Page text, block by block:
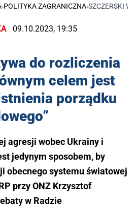
›POLITYKA ZAGRANICZNA›SZCZERSKI
09.10.2023, 19:35
do rozliczenia
celem jest
porządku
agresji wobec Ukrainy i
jedynym sposobem, by
obecnego systemu światowej
przy ONZ Krzysztof
w Radzie